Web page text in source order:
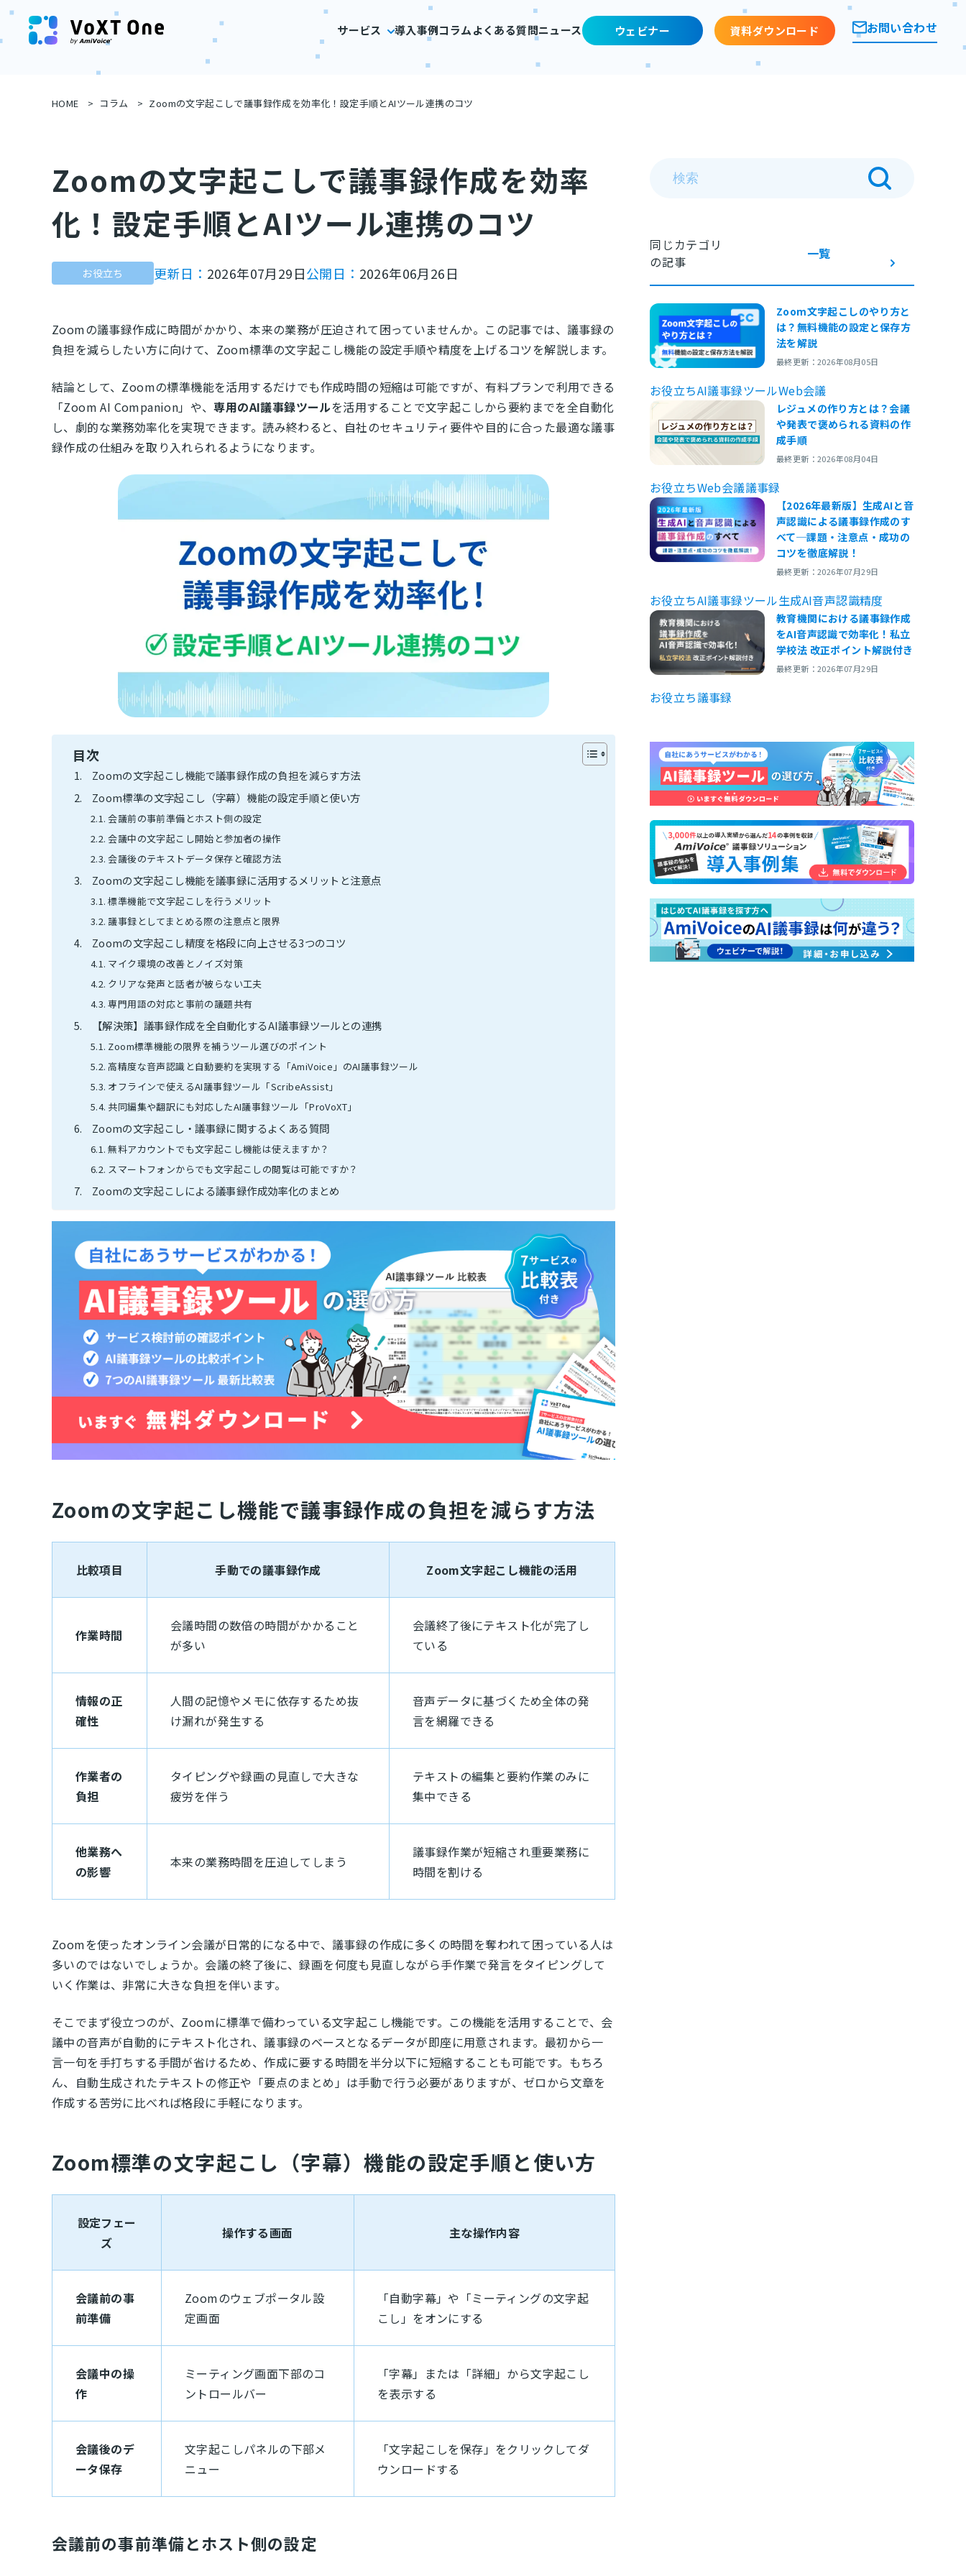
サービス 導入事例コラムよくある質問ニュース ウェビナー 資料ダウンロード お問い合わせ
HOME コラム Zoomの文字起こしで議事録作成を効率化！設定手順とAIツール連携のコツ
Zoomの文字起こしで議事録作成を効率
化！設定手順とAIツール連携のコツ
お役立ち 更新日： 2026年07月29日公開日： 2026年06月26日
Zoomの議事録作成に時間がかかり、本来の業務が圧迫されて困っていませんか。この記事では、議事録の
負担を減らしたい方に向けて、Zoom標準の文字起こし機能の設定手順や精度を上げるコツを解説します。
結論として、Zoomの標準機能を活用するだけでも作成時間の短縮は可能ですが、有料プランで利用できる
「Zoom AI Companion」や、専用のAI議事録ツールを活用することで文字起こしから要約までを全自動化
し、劇的な業務効率化を実現できます。読み終わると、自社のセキュリティ要件や目的に合った最適な議事
録作成の仕組みを取り入れられるようになります。
目次
Zoomの文字起こし機能で議事録作成の負担を減らす方法
Zoom標準の文字起こし（字幕）機能の設定手順と使い方
会議前の事前準備とホスト側の設定
会議中の文字起こし開始と参加者の操作
会議後のテキストデータ保存と確認方法
Zoomの文字起こし機能を議事録に活用するメリットと注意点
標準機能で文字起こしを行うメリット
議事録としてまとめる際の注意点と限界
Zoomの文字起こし精度を格段に向上させる3つのコツ
マイク環境の改善とノイズ対策
クリアな発声と話者が被らない工夫
専門用語の対応と事前の議題共有
【解決策】議事録作成を全自動化するAI議事録ツールとの連携
Zoom標準機能の限界を補うツール選びのポイント
高精度な音声認識と自動要約を実現する「AmiVoice」のAI議事録ツール
オフラインで使えるAI議事録ツール「ScribeAssist」
共同編集や翻訳にも対応したAI議事録ツール「ProVoXT」
Zoomの文字起こし・議事録に関するよくある質問
無料アカウントでも文字起こし機能は使えますか？
スマートフォンからでも文字起こしの閲覧は可能ですか？
Zoomの文字起こしによる議事録作成効率化のまとめ
Zoomの文字起こし機能で議事録作成の負担を減らす方法
比較項目 手動での議事録作成 Zoom文字起こし機能の活用
作業時間
会議時間の数倍の時間がかかること
が多い
会議終了後にテキスト化が完了し
ている
情報の正
確性
人間の記憶やメモに依存するため抜
け漏れが発生する
音声データに基づくため全体の発
言を網羅できる
作業者の
負担
タイピングや録画の見直しで大きな
疲労を伴う
テキストの編集と要約作業のみに
集中できる
他業務へ
の影響
本来の業務時間を圧迫してしまう
議事録作業が短縮され重要業務に
時間を割ける
Zoomを使ったオンライン会議が日常的になる中で、議事録の作成に多くの時間を奪われて困っている人は
多いのではないでしょうか。会議の終了後に、録画を何度も見直しながら手作業で発言をタイピングして
いく作業は、非常に大きな負担を伴います。
そこでまず役立つのが、Zoomに標準で備わっている文字起こし機能です。この機能を活用することで、会
議中の音声が自動的にテキスト化され、議事録のベースとなるデータが即座に用意されます。最初から一
言一句を手打ちする手間が省けるため、作成に要する時間を半分以下に短縮することも可能です。もちろ
ん、自動生成されたテキストの修正や「要点のまとめ」は手動で行う必要がありますが、ゼロから文章を
作成する苦労に比べれば格段に手軽になります。
Zoom標準の文字起こし（字幕）機能の設定手順と使い方
設定フェー
ズ
操作する画面 主な操作内容
会議前の事
前準備
Zoomのウェブポータル設
定画面
「自動字幕」や「ミーティングの文字起
こし」をオンにする
会議中の操
作
ミーティング画面下部のコ
ントロールバー
「字幕」または「詳細」から文字起こし
を表示する
会議後のデ
ータ保存
文字起こしパネルの下部メ
ニュー
「文字起こしを保存」をクリックしてダ
ウンロードする
会議前の事前準備とホスト側の設定
同じカテゴリ
の記事
一覧
Zoom文字起こしのやり方と
は？無料機能の設定と保存方
法を解説
最終更新：2026年08月05日
お役立ちAI議事録ツールWeb会議
レジュメの作り方とは？会議
や発表で褒められる資料の作
成手順
最終更新：2026年08月04日
お役立ちWeb会議議事録
【2026年最新版】生成AIと音
声認識による議事録作成のす
べて─課題・注意点・成功の
コツを徹底解説！
最終更新：2026年07月29日
お役立ちAI議事録ツール生成AI音声認識精度
教育機関における議事録作成
をAI音声認識で効率化！私立
学校法 改正ポイント解説付き
最終更新：2026年07月29日
お役立ち議事録